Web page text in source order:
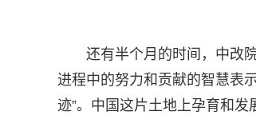
还有半个月的时间，中改
进程中的努力和贡献的智慧表
迹”。中国这片土地上孕育和发